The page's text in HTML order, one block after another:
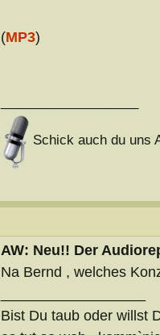
(MP3)
Schick auch du uns
AW: Neu!! Der
Na Bernd , welches
Bist Du taub oder willst